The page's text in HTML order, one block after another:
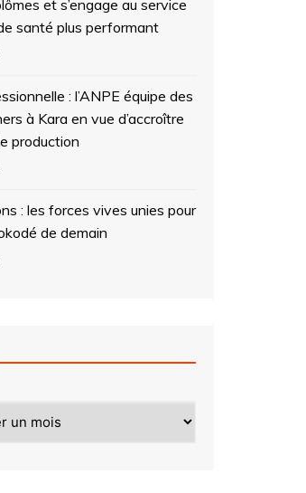
et s’engage au service
santé plus performant
: l’ANPE équipe des
à Kara en vue d’accroître
production
: les forces vives unies pour
de demain